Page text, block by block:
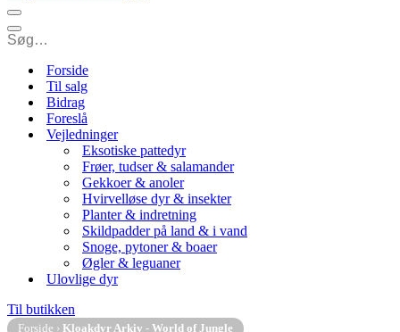
Navigation
menu
Navigation
menu
Forside
Til salg
Bidrag
Foreslå
Vejledninger
Eksotiske pattedyr
Frøer, tudser & salamander
Gekkoer & anoler
Hvirvelløse dyr & insekter
Planter & indretning
Skildpadder på land & i vand
Snoge, pytoner & boaer
Øgler & leguaner
Ulovlige dyr
Til butikken
Forside › Kloakdyr Arkiv - World of Jungle